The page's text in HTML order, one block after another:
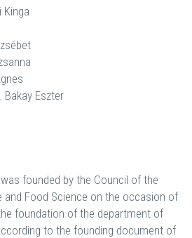
Kinga
Eszter
founded by the Council of the
and Food Science on the occasion of
foundation of the department of
to the founding document of